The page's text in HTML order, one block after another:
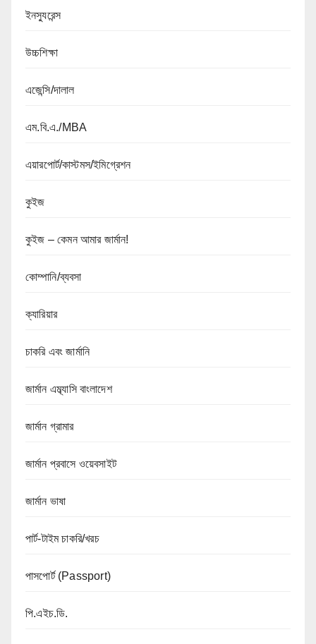
ইনস্যুরেন্স
উচ্চশিক্ষা
এজেন্সি/দালাল
এম.বি.এ./MBA
এয়ারপোর্ট/কাস্টমস/ইমিগ্রেশন
কুইজ
কুইজ – কেমন আমার জার্মান!
কোম্পানি/ব্যবসা
ক্যারিয়ার
চাকরি এবং জার্মানি
জার্মান এম্ব্যাসি বাংলাদেশ
জার্মান গ্রামার
জার্মান প্রবাসে ওয়েবসাইট
জার্মান ভাষা
পার্ট-টাইম চাকরি/খরচ
পাসপোর্ট (Passport)
পি.এইচ.ডি.